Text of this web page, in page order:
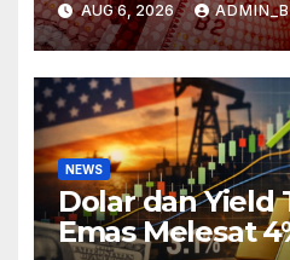
AUG 6, 2026
NEWS
Dolar dan Yield
Emas Melesat